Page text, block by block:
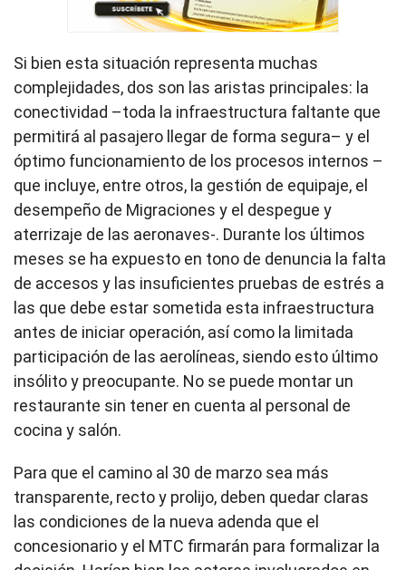
Si bien esta situación representa muchas
complejidades, dos son las aristas principales: la
conectividad –toda la infraestructura faltante que
permitirá al pasajero llegar de forma segura– y el
óptimo funcionamiento de los procesos internos –
que incluye, entre otros, la gestión de equipaje, el
desempeño de Migraciones y el despegue y
aterrizaje de las aeronaves-. Durante los últimos
meses se ha expuesto en tono de denuncia la falta
de accesos y las insuficientes pruebas de estrés a
las que debe estar sometida esta infraestructura
antes de iniciar operación, así como la limitada
participación de las aerolíneas, siendo esto último
insólito y preocupante. No se puede montar un
restaurante sin tener en cuenta al personal de
cocina y salón.
Para que el camino al 30 de marzo sea más
transparente, recto y prolijo, deben quedar claras
las condiciones de la nueva adenda que el
concesionario y el MTC firmarán para formalizar la